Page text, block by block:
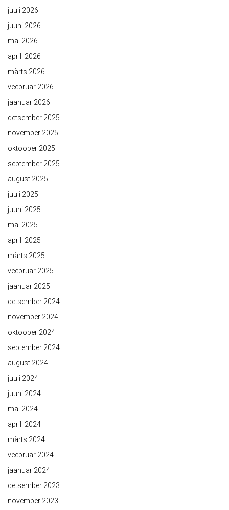
juuli 2026
juuni 2026
mai 2026
aprill 2026
märts 2026
veebruar 2026
jaanuar 2026
detsember 2025
november 2025
oktoober 2025
september 2025
august 2025
juuli 2025
juuni 2025
mai 2025
aprill 2025
märts 2025
veebruar 2025
jaanuar 2025
detsember 2024
november 2024
oktoober 2024
september 2024
august 2024
juuli 2024
juuni 2024
mai 2024
aprill 2024
märts 2024
veebruar 2024
jaanuar 2024
detsember 2023
november 2023